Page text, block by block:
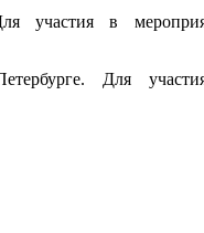
в
Для участия